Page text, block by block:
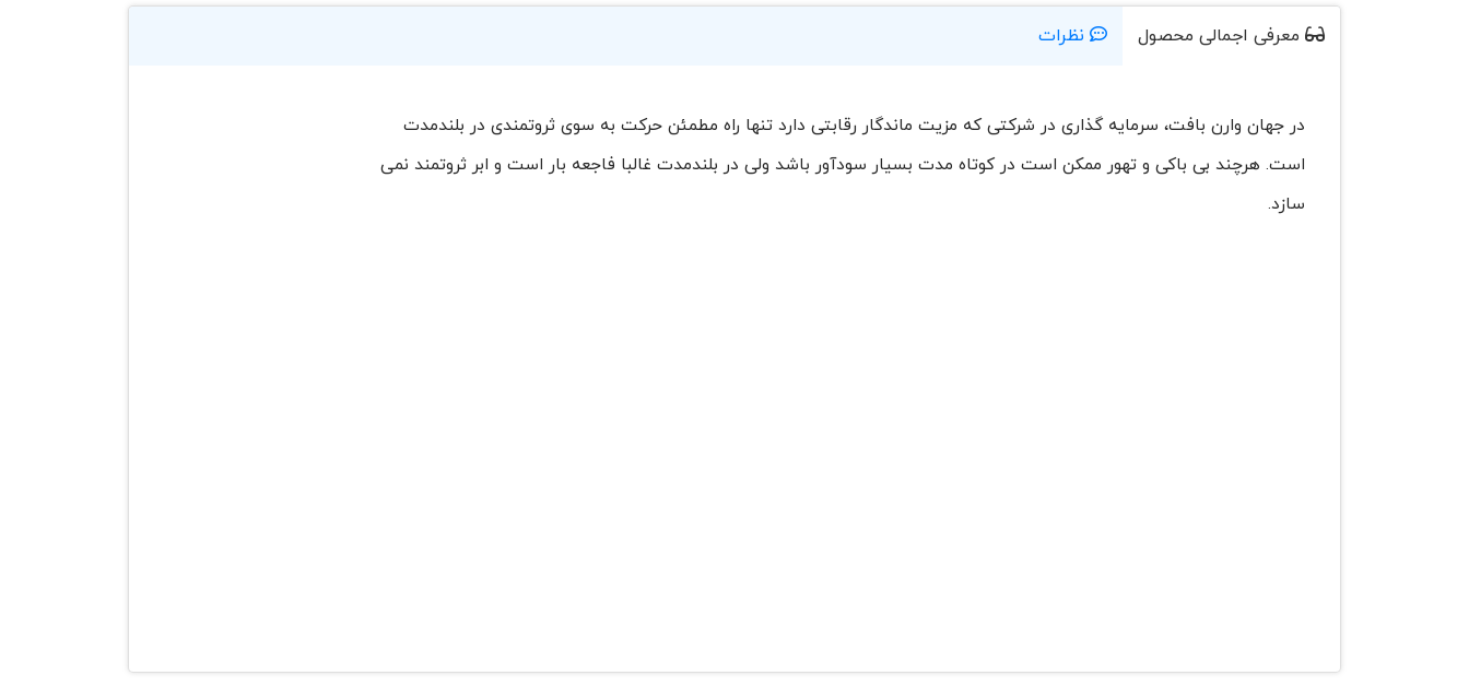
معرفی اجمالی محصول نظرات
در جهان وارن بافت، سرمایه گذاری در شرکتی که مزیت ماندگار رقابتی دارد تنها راه مطمئن حرکت به سوی ثروتمندی در بلندمدت
است. هرچند بی باکی و تهور ممکن است در کوتاه مدت بسیار سودآور باشد ولی در بلندمدت غالبا فاجعه بار است و ابر ثروتمند نمی
سازد.